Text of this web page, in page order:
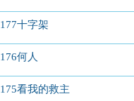
177十字架
176何人
175看我的救主